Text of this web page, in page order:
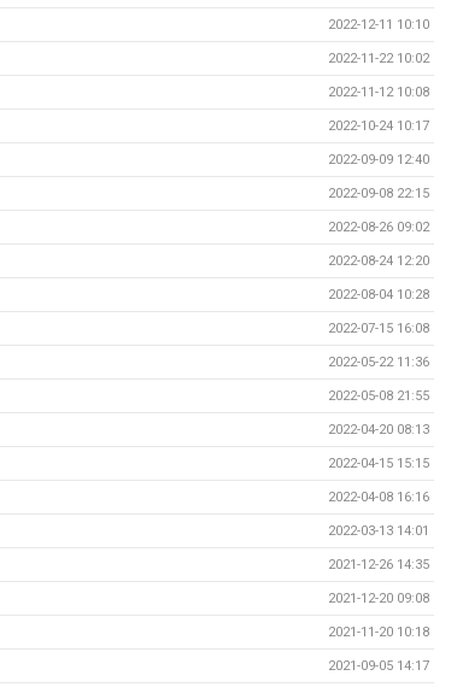
2022-12-11 10:10
2022-11-22 10:02
2022-11-12 10:08
2022-10-24 10:17
2022-09-09 12:40
2022-09-08 22:15
2022-08-26 09:02
2022-08-24 12:20
2022-08-04 10:28
2022-07-15 16:08
2022-05-22 11:36
2022-05-08 21:55
2022-04-20 08:13
2022-04-15 15:15
2022-04-08 16:16
2022-03-13 14:01
2021-12-26 14:35
2021-12-20 09:08
2021-11-20 10:18
2021-09-05 14:17